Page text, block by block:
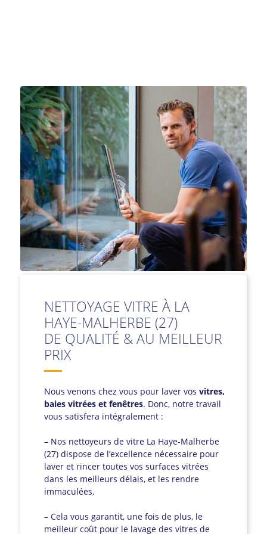
NETTOYAGE VITRE À LA
HAYE-MALHERBE (27)
DE QUALITÉ & AU MEILLEUR
PRIX
Nous venons chez vous pour laver vos vitres,
baies vitrées et fenêtres. Donc, notre travail
vous satisfera intégralement :
– Nos nettoyeurs de vitre La Haye-Malherbe
(27) dispose de l’excellence nécessaire pour
laver et rincer toutes vos surfaces vitrées
dans les meilleurs délais, et les rendre
immaculées.
– Cela vous garantit, une fois de plus, le
meilleur coût pour le lavage des vitres de